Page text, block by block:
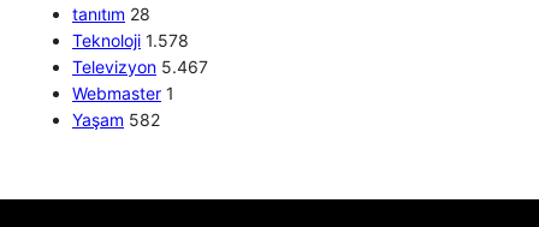
tanıtım 28
Teknoloji 1.578
Televizyon 5.467
Webmaster 1
Yaşam 582